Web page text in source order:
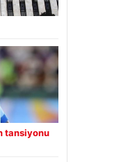
tansiyonu